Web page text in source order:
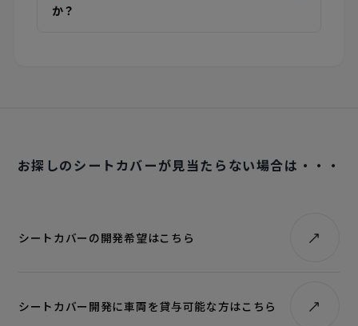
か？
お探しのシートカバーが見当たらない場合は・・・
シートカバーの開発希望はこちら
シートカバー開発に車両を貸与可能な方はこちら